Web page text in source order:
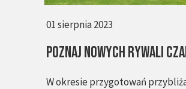
W okresie przygotowań
POZNAJ NOWYCH RYWALI
01 sierpnia 2023